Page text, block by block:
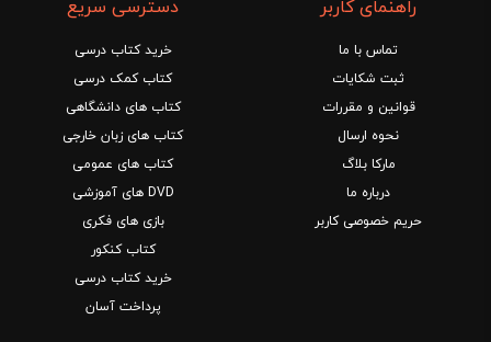
راهنمای کاربر
تماس با ما
ثبت شکایات
قوانین و مقررات
نحوه ارسال
مارکا بلاگ
درباره ما
حریم خصوصی کاربر
دسترسی سریع
خرید کتاب درسی
کتاب کمک درسی
کتاب های دانشگاهی
کتاب های زبان خارجی
کتاب های عمومی
DVD های آموزشی
بازی های فکری
کتاب کنکور
خرید کتاب درسی
پرداخت آسان